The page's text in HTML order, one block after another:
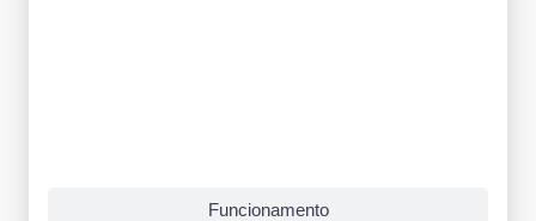
Funcionamento